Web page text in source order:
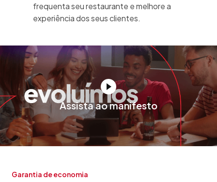
frequenta seu restaurante e melhore a
experiência dos seus clientes.
Assista ao manifesto
Garantia de economia